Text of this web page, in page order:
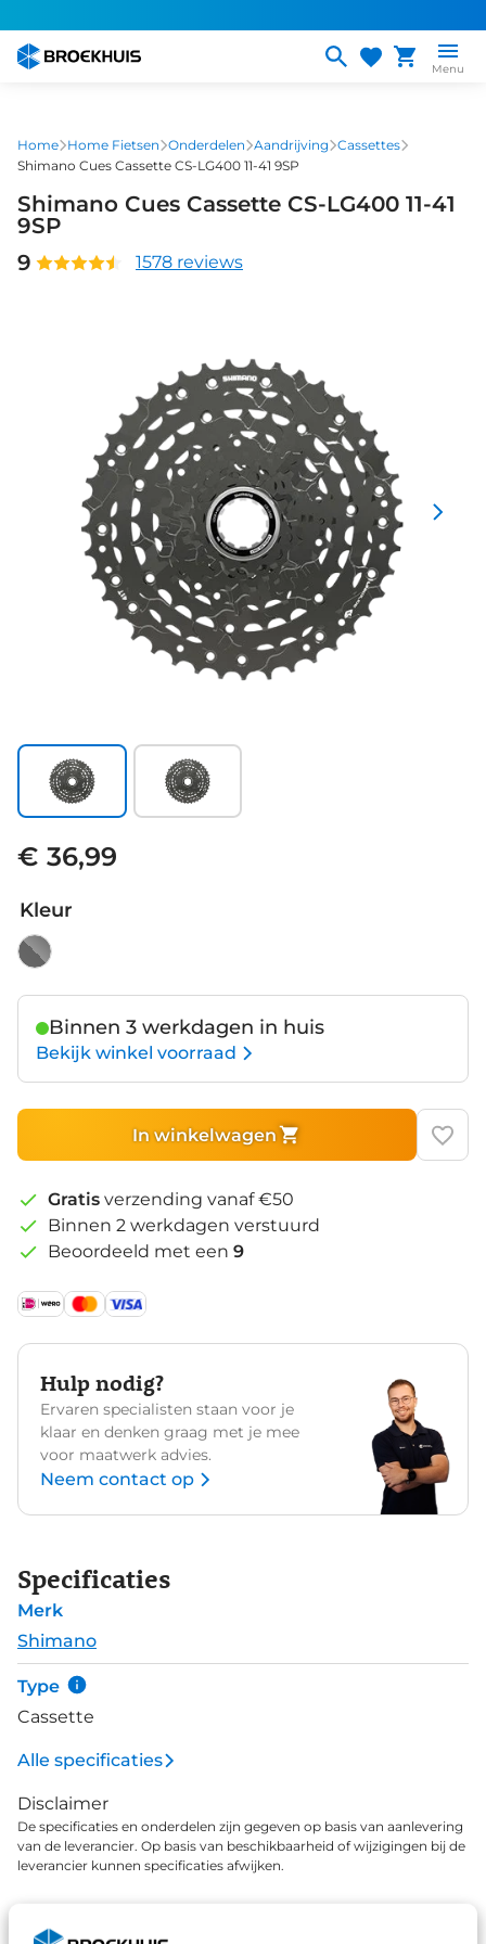
naar
gaan
Menu
Home Home Fietsen Onderdelen Aandrijving Cassettes
Shimano Cues Cassette CS-LG400 11-41 9SP
Shimano Cues Cassette CS-LG400 11-41
9SP
9
1578 reviews
€ 36,99
Kleur
Binnen 3 werkdagen in huis
Bekijk winkel voorraad
In winkelwagen
Gratis verzending vanaf €50
Binnen 2 werkdagen verstuurd
Beoordeeld met een 9
Hulp nodig?
Ervaren specialisten staan voor je
klaar en denken graag met je mee
voor maatwerk advies.
Neem contact op
Specificaties
Merk
Shimano
Type
Cassette
Alle specificaties
Disclaimer
De specificaties en onderdelen zijn gegeven op basis van aanlevering
van de leverancier. Op basis van beschikbaarheid of wijzigingen bij de
leverancier kunnen specificaties afwijken.